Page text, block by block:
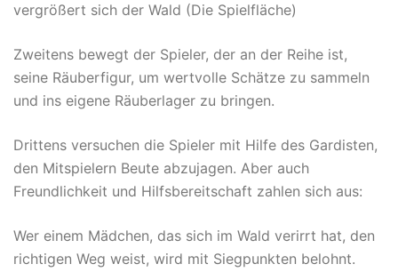
vergrößert sich der Wald (Die Spielfläche)
Zweitens bewegt der Spieler, der an der Reihe ist,
seine Räuberfigur, um wertvolle Schätze zu sammeln
und ins eigene Räuberlager zu bringen.
Drittens versuchen die Spieler mit Hilfe des Gardisten,
den Mitspielern Beute abzujagen. Aber auch
Freundlichkeit und Hilfsbereitschaft zahlen sich aus:
Wer einem Mädchen, das sich im Wald verirrt hat, den
richtigen Weg weist, wird mit Siegpunkten belohnt.